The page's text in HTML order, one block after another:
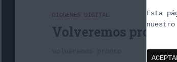
DIOGENES DIGITAL
Volveremos pronto
Esta